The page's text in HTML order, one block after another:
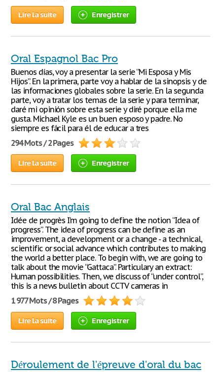
Lire la suite Enregistrer
Oral Espagnol Bac Pro
Buenos días, voy a presentar la serie “Mi Esposa y Mis
Hijos”. En la primera, parte voy a hablar de la sinopsis y de
las informaciones globales sobre la serie. En la segunda
parte, voy a tratar los temas de la serie y para terminar,
daré mi opinión sobre esta serie y diré porque ella me
gusta. Michael Kyle es un buen esposo y padre. No
siempre es fácil para él de educar a tres
294 Mots / 2 Pages
Lire la suite Enregistrer
Oral Bac Anglais
Idée de progrès I’m going to define the notion “Idea of
progress”. The idea of progress can be define as an
improvement, a development or a change - a technical,
scientific or social advance which contributes to making
the world a better place. To begin with, we are going to
talk about the movie “Gattaca”. Particulary an extract:
Human possibilities. Then, we discuss of “under control”,
this is a news bulletin about CCTV cameras in
1 977 Mots / 8 Pages
Lire la suite Enregistrer
Déroulement de l'épreuve d'oral du bac